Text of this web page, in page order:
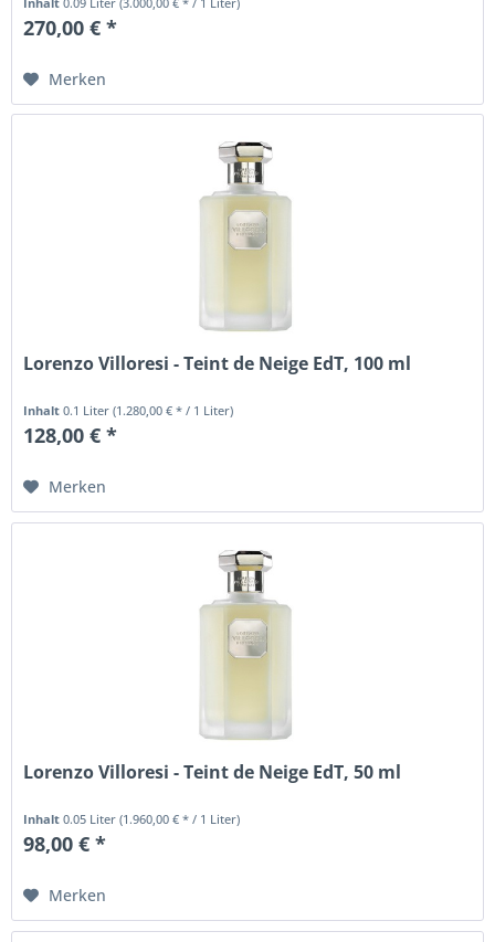
270,00 € *
Merken
Lorenzo Villoresi - Teint de Neige EdT, 100 ml
Inhalt0.1 Liter(1.280,00 € * / 1 Liter)
128,00 € *
Merken
Lorenzo Villoresi - Teint de Neige EdT, 50 ml
Inhalt0.05 Liter(1.960,00 € * / 1 Liter)
98,00 € *
Merken